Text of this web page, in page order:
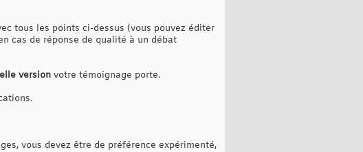
tous les points ci-dessus (vous pouvez éditer
cas de réponse de qualité à un débat
version votre témoignage porte.
vous devez être de préférence expérimenté,